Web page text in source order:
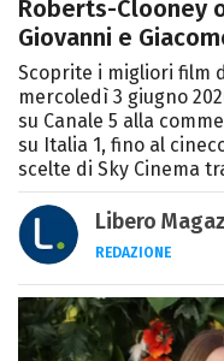
Roberts-Clooney
Giovanni e
Scoprite i migliori film
mercoledì 3 giugno
su Canale 5 alla
su Italia 1, fino al
scelte di Sky Cinema
Libero
REDAZIONE
E-MAIL
Libero
Libero.it